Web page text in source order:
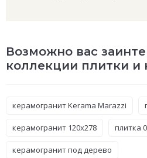
Возможно вас
коллекции плитки и
керамогранит Kerama Marazzi
керамогранит 120x278 плитка
керамогранит под дерево